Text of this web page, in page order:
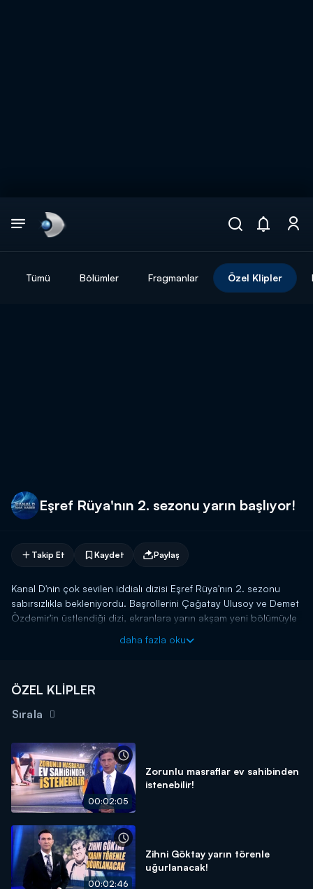
Tümü Bölümler Fragmanlar Özel Klipler
Eşref Rüya'nın 2. sezonu yarın başlıyor!
Takip Et Kaydet Paylaş
Kanal D'nin çok sevilen iddialı dizisi Eşref Rüya'nın 2. sezonu
sabırsızlıkla bekleniyordu. Başrollerini Çağatay Ulusoy ve Demet
Özdemir'in üstlendiği dizi, ekranlara yarın akşam yeni bölümüyle
daha fazla oku
ÖZEL KLİPLER
Sırala
00:02:05
Zorunlu masraflar ev sahibinden
istenebilir!
00:02:46
Zihni Göktay yarın törenle
uğurlanacak!